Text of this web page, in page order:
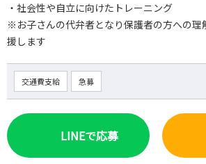
・社会性や自立に向けたトレーニング
※お子さんの代弁者となり保護者の方への理
援します
交通費支給 急募
LINEで応募